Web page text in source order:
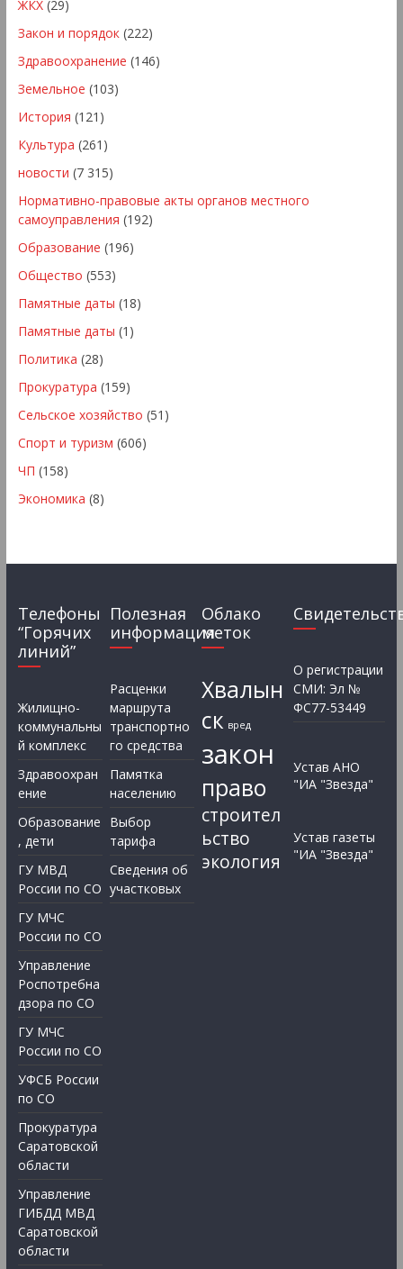
ЖКХ(29)
Закон и порядок(222)
Здравоохранение (146)
Земельное (103)
История (121)
Культура (261)
новости (7 315)
Нормативно-правовые акты органов местного
самоуправления (192)
Образование (196)
Общество (553)
Памятные даты (18)
Памятные даты (1)
Политика (28)
Прокуратура (159)
Сельское хозяйство (51)
Спорт и туризм (606)
ЧП (158)
Экономика (8)
Телефоны
“Горячих
линий”
Жилищно-
коммунальны
й комплекс
Здравоохран
ение
Образование
, дети
ГУ МВД
России по СО
ГУ МЧС
России по СО
Управление
Роспотребна
дзора по СО
ГУ МЧС
России по СО
УФСБ России
по СО
Прокуратура
Саратовской
области
Управление
ГИБДД МВД
Саратовской
области
Полезная
информация
Расценки
маршрута
транспортно
го средства
Памятка
населению
Выбор
тарифа
Сведения об
участковых
Облако
меток
Хвалын
ск вред
закон
право
строител
ьство
экология
О регистрации
СМИ: Эл №
ФС77-53449
Устав АНО
"ИА "Звезда"
Устав газеты
"ИА "Звезда"